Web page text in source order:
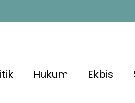
Hukum Ekbis